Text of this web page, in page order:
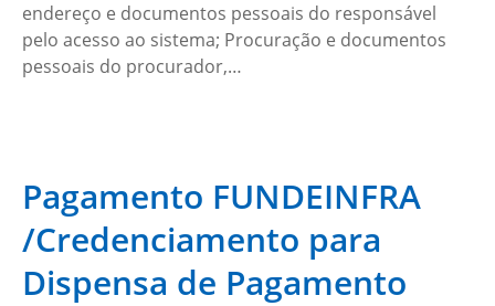
endereço e documentos pessoais do responsável
pelo acesso ao sistema; Procuração e documentos
pessoais do procurador,…
Pagamento FUNDEINFRA
/Credenciamento para
Dispensa de Pagamento